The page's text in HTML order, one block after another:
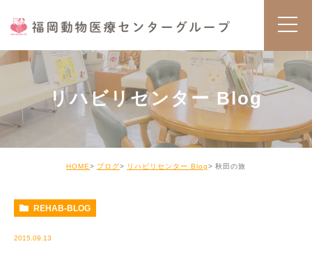
リハビリセンター Blog
HOME ブログ リハビリセンター Blog 秋田の旅
REHAB-BLOG
2015.09.13